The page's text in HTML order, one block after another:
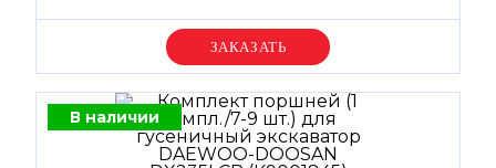
Уточняйте цену
В наличии